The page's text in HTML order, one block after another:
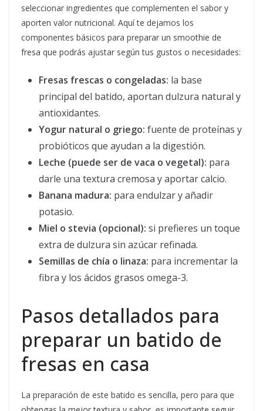
seleccionar ingredientes que complementen el sabor y
aporten valor nutricional. Aquí te dejamos los
componentes básicos para preparar un smoothie de
fresa que podrás ajustar según tus gustos o necesidades:
Fresas frescas o congeladas: la base
principal del batido, aportan dulzura natural y
antioxidantes.
Yogur natural o griego: fuente de proteínas y
probióticos que ayudan a la digestión.
Leche (puede ser de vaca o vegetal): para
darle una textura cremosa y aportar calcio.
Banana madura: para endulzar y añadir
potasio.
Miel o stevia (opcional): si prefieres un toque
extra de dulzura sin azúcar refinada.
Semillas de chía o linaza: para incrementar la
fibra y los ácidos grasos omega-3.
Pasos detallados para
preparar un batido de
fresas en casa
La preparación de este batido es sencilla, pero para que